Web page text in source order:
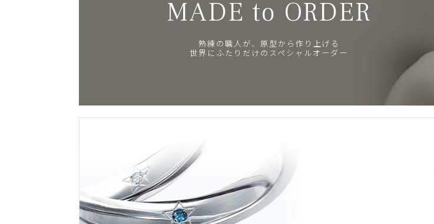
MADE to ORDER
熟練の職人が、原型から作り上げる
世界にふたりだけのスペシャルオーダー